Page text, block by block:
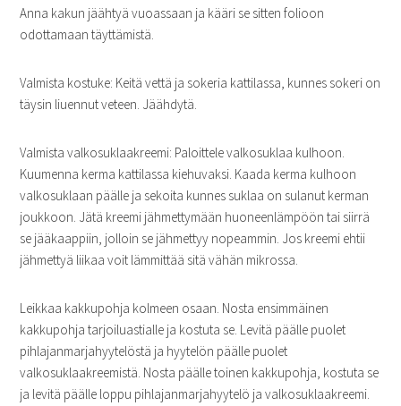
Anna kakun jäähtyä vuoassaan ja kääri se sitten folioon
odottamaan täyttämistä.
Valmista kostuke: Keitä vettä ja sokeria kattilassa, kunnes sokeri on
täysin liuennut veteen. Jäähdytä.
Valmista valkosuklaakreemi: Paloittele valkosuklaa kulhoon.
Kuumenna kerma kattilassa kiehuvaksi. Kaada kerma kulhoon
valkosuklaan päälle ja sekoita kunnes suklaa on sulanut kerman
joukkoon. Jätä kreemi jähmettymään huoneenlämpöön tai siirrä
se jääkaappiin, jolloin se jähmettyy nopeammin. Jos kreemi ehtii
jähmettyä liikaa voit lämmittää sitä vähän mikrossa.
Leikkaa kakkupohja kolmeen osaan. Nosta ensimmäinen
kakkupohja tarjoiluastialle ja kostuta se. Levitä päälle puolet
pihlajanmarjahyytelöstä ja hyytelön päälle puolet
valkosuklaakreemistä. Nosta päälle toinen kakkupohja, kostuta se
ja levitä päälle loppu pihlajanmarjahyytelö ja valkosuklaakreemi.